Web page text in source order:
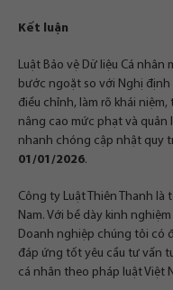
Kết luận
Luật Bảo vệ Dữ liệu Cá
bước ngoặt so với Nghị định
điều chỉnh, làm rõ khái
nâng cao mức phạt và
nhanh chóng cập nhật quy
01/01/2026.
Công ty Luật Thiên Thanh
Nam. Với bề dày kinh
Doanh nghiệp chúng tôi có
đáp ứng tốt yêu cầu tư vấn
cá nhân theo pháp luật Việt